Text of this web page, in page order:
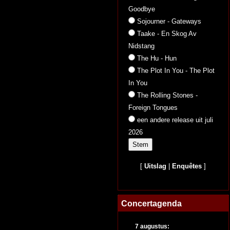
Goodbye
Sojourner - Gateways
Taake - En Skog Av
Nidstang
The Hu - Hun
The Plot In You - The Plot
In You
The Rolling Stones -
Foreign Tongues
een andere release uit juli
2026
[Uitslag Enquêtes ]
Concertagenda
7 augustus: